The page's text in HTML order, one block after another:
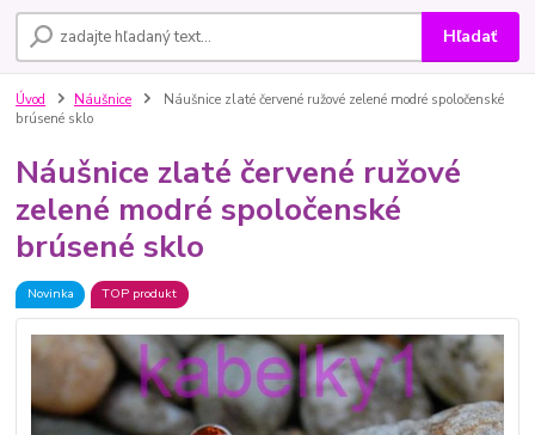
Hľadať
Úvod Náušnice
Náušnice zlaté červené ružové zelené modré spoločenské
brúsené sklo
Náušnice zlaté červené ružové
zelené modré spoločenské
brúsené sklo
Novinka TOP produkt